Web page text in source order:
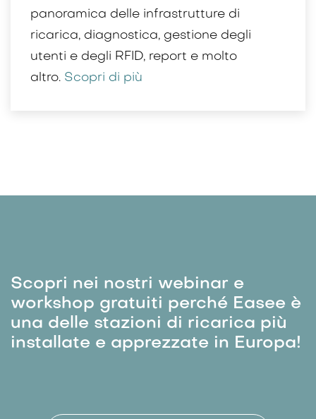
panoramica delle infrastrutture di
ricarica, diagnostica, gestione degli
utenti e degli RFID, report e molto
altro. Scopri di più
Scopri nei nostri webinar e
workshop gratuiti perché Easee è
una delle stazioni di ricarica più
installate e apprezzate in Europa!